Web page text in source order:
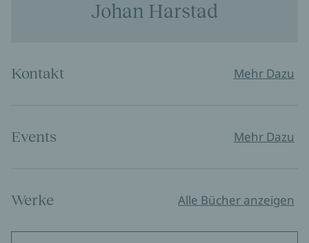
Johan Harstad
Kontakt Mehr Dazu
Events Mehr Dazu
Werke Alle Bücher anzeigen